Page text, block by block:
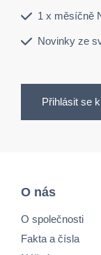
1 x měsíčně
Novinky ze
Přihlásit se
O nás
O společnosti
Fakta a čísla